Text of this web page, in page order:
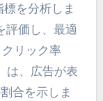
を分析しま
評価し、最適
リック率
は、広告が表
合を示しま